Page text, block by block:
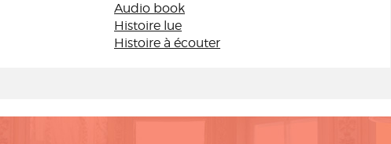
Audio book
Histoire lue
Histoire à écouter